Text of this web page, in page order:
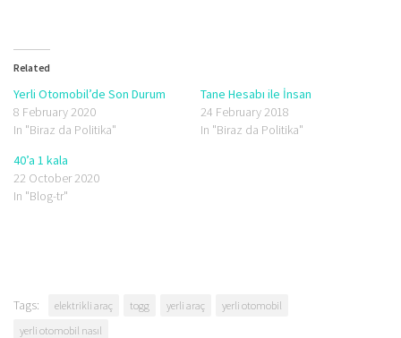
Related
Yerli Otomobil’de Son Durum
8 February 2020
In "Biraz da Politika"
Tane Hesabı ile İnsan
24 February 2018
In "Biraz da Politika"
40’a 1 kala
22 October 2020
In "Blog-tr"
Tags: elektrikli araç togg yerli araç
yerli otomobil
yerli otomobil nasıl